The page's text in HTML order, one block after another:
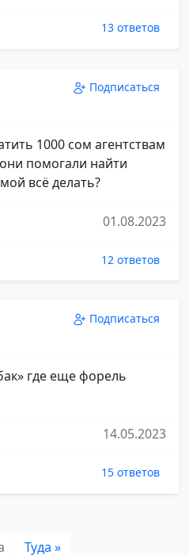
13 ответов
Подписаться
1000 сом агентствам
помогали найти
всё делать?
01.08.2023
12 ответов
Подписаться
где еще форель
14.05.2023
15 ответов
Туда »